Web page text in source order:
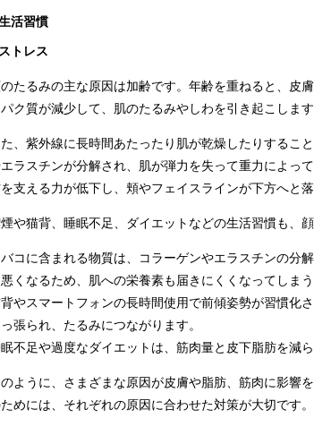
活習慣
トレス
たるみの主な原因は加齢です。年齢を重ねると、皮
ク質が減少して、肌のたるみやしわを引き起こします
、紫外線に長時間あたったり肌が乾燥したりするこ
ラスチンが分解され、肌が弾力を失って重力によっ
支える力が低下し、頬やフェイスラインが下方へと
や猫背、睡眠不足、ダイエットなどの生活習慣も、
コに含まれる物質は、コラーゲンやエラスチンの分
くなるため、肌への栄養素も届きにくくなってしまう
やスマートフォンの長時間使用で前傾姿勢が習慣化
張られ、たるみにつながります。
不足や過度なダイエットは、筋肉量と皮下脂肪を減
ように、さまざまな原因が皮膚や脂肪、筋肉に影響
めには、それぞれの原因に合わせた対策が大切です。